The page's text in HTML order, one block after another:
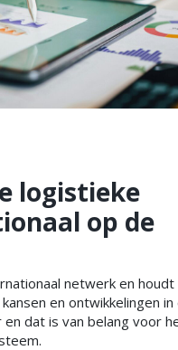
logistieke
op de
netwerk en
en ontwikkelingen in
dat is van belang voor